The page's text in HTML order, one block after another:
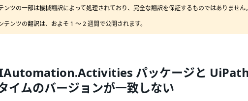
ンツの一部は機械翻訳によって処理されており、完全な翻訳を保証するものではありません。
テンツの翻訳は、およそ 1 ～ 2 週間で公開されます。
パッケージと
イムのバージョンが一致しない